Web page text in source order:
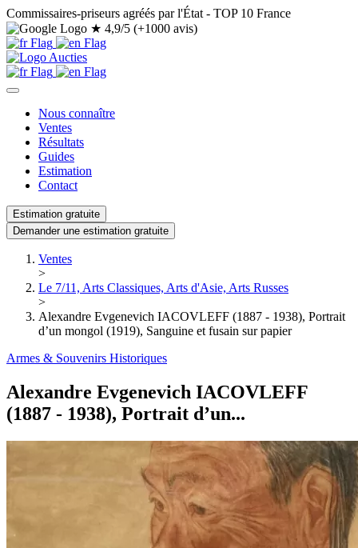
Commissaires-priseurs agréés par l'État - TOP 10 France
★ 4,9/5 (+1000 avis)
Nous connaître
Ventes
Résultats
Guides
Estimation
Contact
Estimation gratuite
Demander une estimation gratuite
Ventes
>
Le 7/11, Arts Classiques, Arts d'Asie, Arts Russes
>
Alexandre Evgenevich IACOVLEFF (1887 - 1938), Portrait
d’un mongol (1919), Sanguine et fusain sur papier
Armes & Souvenirs Historiques
Alexandre Evgenevich IACOVLEFF
(1887 - 1938), Portrait d’un...